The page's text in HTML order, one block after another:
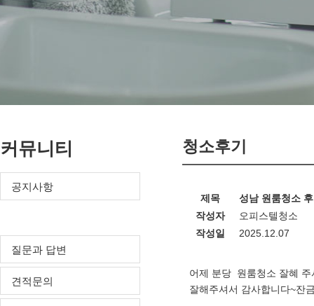
커뮤니티
공지사항
질문과 답변
견적문의
청소후기
제목
성남 원룸청소
작성자
오피스텔청소
작성일
2025.12.07
어제 분당 원룸청소 잘혜
잘해주셔서 감사합니다~잔